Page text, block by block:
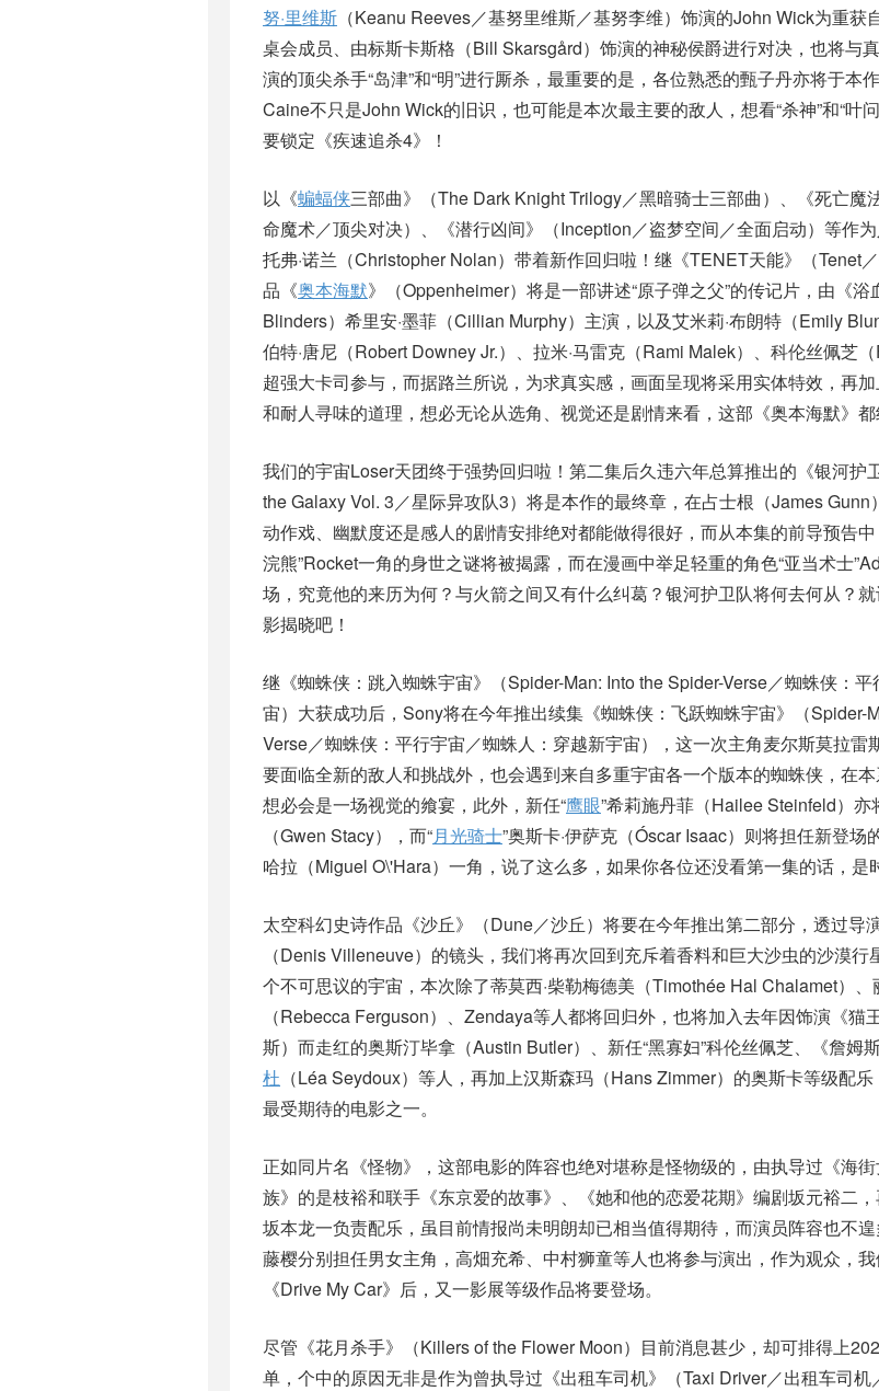
努·里维斯 （Keanu Reeves／基努里维斯／基努李维）饰演的John Wick为重获
桌会成员、由标斯卡斯格（Bill Skarsgård）饰演的神秘侯爵进行对决，也将与
演的顶尖杀手“岛津”和“明”进行厮杀，最重要的是，各位熟悉的甄子丹亦将于本
Caine不只是John Wick的旧识，也可能是本次最主要的敌人，想看“杀神”和“叶
要锁定《疾速追杀4》！
以《蝙蝠侠三部曲》（The Dark Knight Trilogy／黑暗骑士三部曲）、《死亡魔
命魔术／顶尖对决）、《潜行凶间》（Inception／盗梦空间／全面启动）等作
托弗·诺兰（Christopher Nolan）带着新作回归啦！继《TENET天能》（Tenet
品《奥本海默》（Oppenheimer）将是一部讲述“原子弹之父”的传记片，由《
Blinders）希里安·墨菲（Cillian Murphy）主演，以及艾米莉·布朗特（Emily
伯特·唐尼（Robert Downey Jr.）、拉米·马雷克（Rami Malek）、科伦丝佩芝
超强大卡司参与，而据路兰所说，为求真实感，画面呈现将采用实体特效，再
和耐人寻味的道理，想必无论从选角、视觉还是剧情来看，这部《奥本海默》都
我们的宇宙Loser天团终于强势回归啦！第二集后久违六年总算推出的《银河护
the Galaxy Vol. 3／星际异攻队3）将是本作的最终章，在占士根（James Gunn
动作戏、幽默度还是感人的剧情安排绝对都能做得很好，而从本集的前导预告
浣熊”Rocket一角的身世之谜将被揭露，而在漫画中举足轻重的角色“亚当术士
场，究竟他的来历为何？与火箭之间又有什么纠葛？银河护卫队将何去何从？
影揭晓吧！
继《蜘蛛侠：跳入蜘蛛宇宙》（Spider-Man: Into the Spider-Verse／蜘蛛侠：
宙）大获成功后，Sony将在今年推出续集《蜘蛛侠：飞跃蜘蛛宇宙》（Spider-
Verse／蜘蛛侠：平行宇宙／蜘蛛人：穿越新宇宙），这一次主角麦尔斯莫拉雷
要面临全新的敌人和挑战外，也会遇到来自多重宇宙各一个版本的蜘蛛侠，在
想必会是一场视觉的飨宴，此外，新任“鹰眼”希莉施丹菲（Hailee Steinfeld）
（Gwen Stacy），而“月光骑士”奥斯卡·伊萨克（Óscar Isaac）则将担任新登场
哈拉（Miguel O\'Hara）一角，说了这么多，如果你各位还没看第一集的话，是
太空科幻史诗作品《沙丘》（Dune／沙丘）将要在今年推出第二部分，透过导
（Denis Villeneuve）的镜头，我们将再次回到充斥着香料和巨大沙虫的沙漠
个不可思议的宇宙，本次除了蒂莫西·柴勒梅德美（Timothée Hal Chalamet）、
（Rebecca Ferguson）、Zendaya等人都将回归外，也将加入去年因饰演《猫
斯）而走红的奥斯汀毕拿（Austin Butler）、新任“黑寡妇”科伦丝佩芝、《詹姆
杜 （Léa Seydoux）等人，再加上汉斯森玛（Hans Zimmer）的奥斯卡等级配
最受期待的电影之一。
正如同片名《怪物》，这部电影的阵容也绝对堪称是怪物级的，由执导过《海
族》的是枝裕和联手《东京爱的故事》、《她和他的恋爱花期》编剧坂元裕二
坂本龙一负责配乐，虽目前情报尚未明朗却已相当值得期待，而演员阵容也不
藤樱分别担任男女主角，高畑充希、中村狮童等人也将参与演出，作为观众，
《Drive My Car》后，又一影展等级作品将要登场。
尽管《花月杀手》（Killers of the Flower Moon）目前消息甚少，却可排得上
单，个中的原因无非是作为曾执导过《出租车司机》（Taxi Driver／出租车司